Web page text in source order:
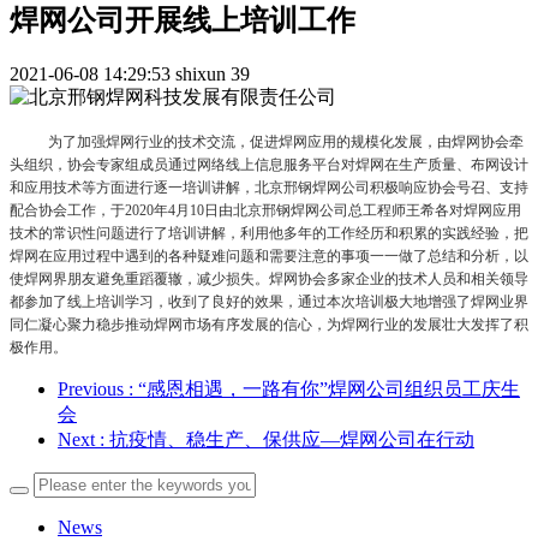
焊网公司开展线上培训工作
2021-06-08 14:29:53 shixun 39
为了加强焊网行业的技术交流，促进焊网应用的规模化发展，由焊网协会牵
头组织，协会专家组成员通过网络线上信息服务平台对焊网在生产质量、布网设计
和应用技术等方面进行逐一培训讲解，北京邢钢焊网公司积极响应协会号召、支持
配合协会工作，于2020年4月 10日由北京邢钢焊网公司总工程师王希各对焊网应用
技术的常识性问题进行了培训讲解，利用他多年的工作经历和积累的实践经验，把
焊网在应用过程中遇到的各种疑难问题和需要注意的事项一一做了总结和分析，以
使焊网界朋友避免重蹈覆辙，减少损失。焊网协会多家企业的技术人员和相关领导
都参加了线上培训学习，收到了良好的效果，通过本次培训极大地增强了焊网业界
同仁凝心聚力稳步推动焊网市场有序发展的信心，为焊网行业的发展壮大发挥了积
极作用。
Previous : “感恩相遇，一路有你”焊网公司组织员工庆生
会
Next : 抗疫情、稳生产、保供应—焊网公司在行动
News